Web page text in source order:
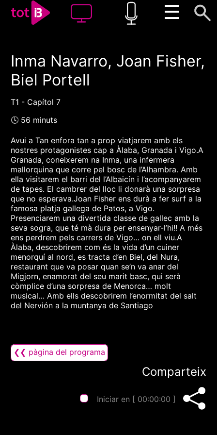
☰
00:00 00:00
1x
Inma Navarro, Joan Fisher,
Biel Portell
T1 - Capítol 7
🕓 56 minuts
Avui a Tan enfora tan a prop viatjarem amb els
nostres protagonistes cap a Àlaba, Granada i Vigo.A
Granada, coneixerem na Inma, una infermera
mallorquina que corre pel bosc de l’Alhambra. Amb
ella visitarem el barri del l’Albaicín i l’acompanyarem
de tapes. El cambrer del lloc li donarà una sorpresa
que no esperava.Joan Fisher ens durà a fer surf a la
famosa platja gallega de Patos, a Vigo.
Presenciarem una divertida classe de gallec amb la
seva sogra, que té mà dura per ensenyar-l’hi!! A més
ens perdrem pels carrers de Vigo… on ell viu.A
Àlaba, descobrirem com és la vida d’un cuiner
menorquí al nord, es tracta d’en Biel, del Nura,
restaurant que va posar quan se’n va anar del
Migjorn, enamorat del seu marit basc, qui serà
còmplice d’una sorpresa de Menorca… molt
musical… Amb ells descobrirem l’enormitat del salt
del Nervión a la muntanya de Santiago
❮❮ pàgina del programa
Comparteix
Iniciar en [ 00:00:00 ]